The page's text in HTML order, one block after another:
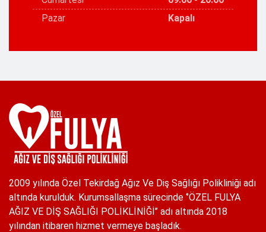
Pazar
Kapalı
2009 yılında Özel Tekirdağ Ağız Ve Diş Sağlığı Polikliniği adı
altında kurulduk. Kurumsallaşma sürecinde ‘’ÖZEL FULYA
AĞIZ VE DİŞ SAĞLIĞI POLİKLİNİĞİ’’ adı altında 2018
yılından itibaren hizmet vermeye başladık.